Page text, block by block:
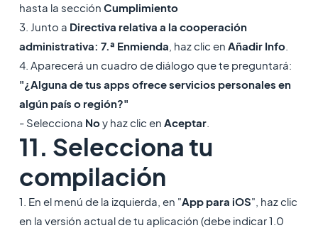
hasta la sección Cumplimiento
3. Junto a Directiva relativa a la cooperación
administrativa: 7.ª Enmienda , haz clic en Añadir Info.
4. Aparecerá un cuadro de diálogo que te preguntará:
"¿Alguna de tus apps ofrece servicios personales en
algún país o región?"
- Selecciona Noy haz clic en Aceptar.
11. Selecciona tu
compilación
1. En el menú de la izquierda, en "App para iOS", haz clic
en la versión actual de tu aplicación (debe indicar 1.0